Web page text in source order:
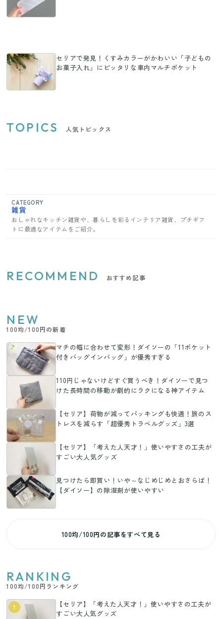
セリアで発見！くすみカラーがかわいい「子どもの
お菓子入れ」にピッタリな車内マルチポケット
TOPICS 人気トピックス
CATEGORY
雑貨
おしゃれなキッチン雑貨や、暮らしを彩るインテリア雑貨、プチギフ
トに最適なアイテムをご紹介。
RECOMMEND おすすめ記事
NEW
100均/100円の新着
マチの幅に合わせて変形！ダイソーの「11ポケット
付きバッグインバッグ」が優秀すぎる
110円じゃないけどすぐ買うべき！ダイソーで見つ
けた長時間の移動が劇的にラクになる神アイテム
【セリア】荷物が減ってパッキングも快適！旅のス
トレスを減らす「超優秀トラベルグッズ」3選
【セリア】「考えた人天才！」使いやすさの工夫が
すごい大人気グッズ
見つけたら即買い！いや～なじめじめとおさらば！
【ダイソー】の除湿剤が使いやすい
100均/100円の記事をすべて見る
RANKING
100均/100円ランキング
1
【セリア】「考えた人天才！」使いやすさの工夫が
すごい大人気グッズ